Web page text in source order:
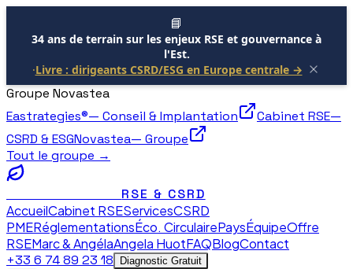
📘
34 ans de terrain sur les enjeux RSE et gouvernance à
l'Est.
·Livre : dirigeants CSRD/ESG en Europe centrale →
Groupe Novastea
Eastrategies®— Conseil & Implantation Cabinet RSE—
CSRD & ESGNovastea— Groupe
Tout le groupe →
RSE & CSRD
AccueilCabinet RSEServicesCSRD
PMERéglementationsÉco. CirculairePaysÉquipeOffre
RSEMarc & AngélaAngela HuotFAQBlogContact
+33 6 74 89 23 18
Diagnostic Gratuit